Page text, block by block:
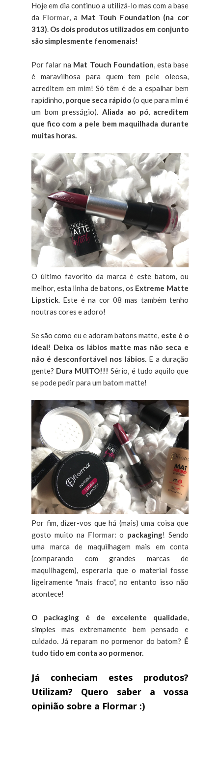
Hoje em dia continuo a utilizá-lo mas com a base
da Flormar, a Mat Touh Foundation (na cor
313). Os dois produtos utilizados em conjunto
são simplesmente fenomenais!
Por falar na Mat Touch Foundation, esta base
é maravilhosa para quem tem pele oleosa,
acreditem em mim! Só têm é de a espalhar bem
rapidinho, porque seca rápido (o que para mim é
um bom presságio). Aliada ao pó, acreditem
que fico com a pele bem maquilhada durante
muitas horas.
O último favorito da marca é este batom, ou
melhor, esta linha de batons, os Extreme Matte
Lipstick. Este é na cor 08 mas também tenho
noutras cores e adoro!
Se são como eu e adoram batons matte, este é o
ideal! Deixa os lábios matte mas não seca e
não é desconfortável nos lábios.E a duração
gente? Dura MUITO!!! Sério, é tudo aquilo que
se pode pedir para um batom matte!
Por fim, dizer-vos que há (mais) uma coisa que
gosto muito na Flormar: o packaging! Sendo
uma marca de maquilhagem mais em conta
(comparando com grandes marcas de
maquilhagem), esperaria que o material fosse
ligeiramente "mais fraco", no entanto isso não
acontece!
O packaging é de excelente qualidade,
simples mas extremamente bem pensado e
cuidado. Já reparam no pormenor do batom? É
tudo tido em conta ao pormenor.
Já conheciam estes produtos?
Utilizam? Quero saber a vossa
opinião sobre a Flormar :)